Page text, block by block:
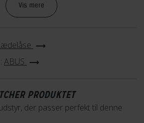
på, at denne lås holder tyvene
ved tyveri i 2 år
Vis mere
ABUS
PRODUKTET
der passer perfekt til denne